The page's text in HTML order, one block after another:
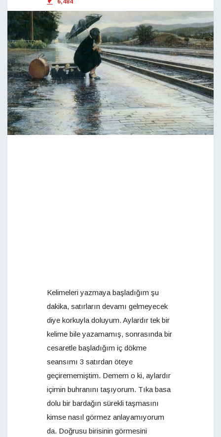
6,484
Kelimeleri yazmaya başladığım şu
dakika, satırların devamı gelmeyecek
diye korkuyla doluyum. Aylardır tek bir
kelime bile yazamamış, sonrasında bir
cesaretle başladığım iç dökme
seansımı 3 satırdan öteye
geçirememiştim. Demem o ki, aylardır
içimin buhranını taşıyorum. Tıka basa
dolu bir bardağın sürekli taşmasını
kimse nasıl görmez anlayamıyorum
da. Doğrusu birisinin görmesini